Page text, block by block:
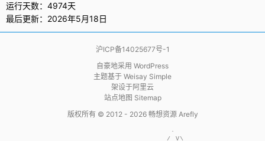
运行天数：4974天
最后更新：2026年5月18日
沪ICP备14025677号-1
自豪地采用 WordPress
主题基于 Weisay Simple
架设于阿里云
站点地图 Sitemap
版权所有 © 2012 - 2026 畅想资源 Arefly
                     .
                    / V\